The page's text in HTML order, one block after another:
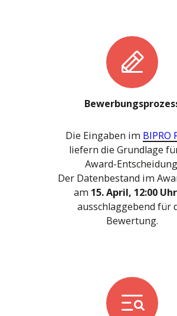
Die Eingaben im BIPRO
liefern die Grundlage
Award-
Der Datenbestand im
am 15. April, 12:00 Uhr
ausschlaggebend für
Bewertung.